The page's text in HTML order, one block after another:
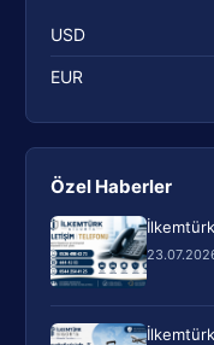
USD
EUR
Özel Haberler